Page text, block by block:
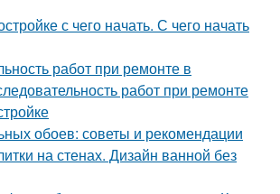
с чего начать. С чего начать
работ при ремонте в
работ при ремонте
обоев: советы и рекомендации
на стенах. Дизайн ванной без